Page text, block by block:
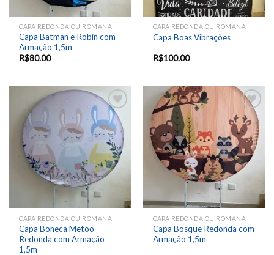
CAPA REDONDA OU ROMANA
Capa Batman e Robin com
Armação 1,5m
R$80.00
CAPA REDONDA OU ROMANA
Capa Boas Vibrações
R$100.00
Add to
wishlist
CAPA REDONDA OU ROMANA
Capa Boneca Metoo
Redonda com Armação
1,5m
Add to
wishlist
CAPA REDONDA OU ROMANA
Capa Bosque Redonda com
Armação 1,5m